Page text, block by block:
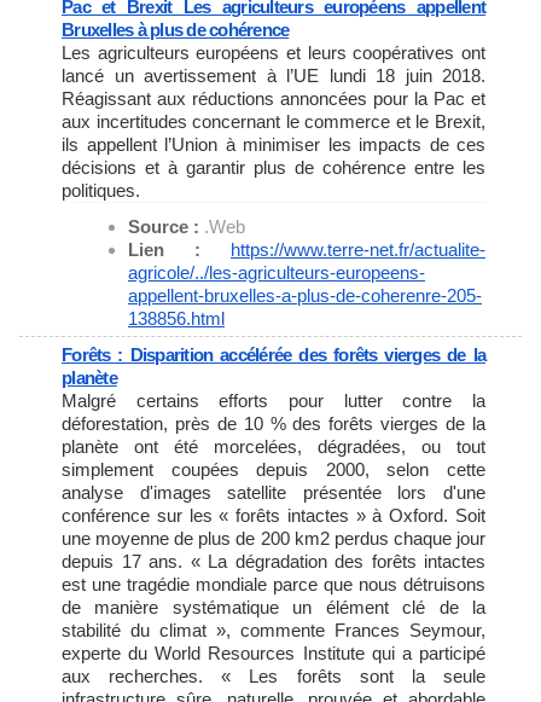
Pac et Brexit Les agriculteurs européens appellent
Bruxelles à plus de cohérence
Les agriculteurs européens et leurs coopératives ont
lancé un avertissement à l’UE lundi 18 juin 2018.
Réagissant aux réductions annoncées pour la Pac et
aux incertitudes concernant le commerce et le Brexit,
ils appellent l’Union à minimiser les impacts de ces
décisions et à garantir plus de cohérence entre les
politiques.
Source : .Web
Lien : https://www.terre-net.fr/actualite-
agricole/../les-agriculteurs-europeens-
appellent-bruxelles-a-plus-de-coherenre-205-
138856.html
Forêts : Disparition accélérée des forêts vierges de la
planète
Malgré certains efforts pour lutter contre la
déforestation, près de 10 % des forêts vierges de la
planète ont été morcelées, dégradées, ou tout
simplement coupées depuis 2000, selon cette
analyse d'images satellite présentée lors d'une
conférence sur les « forêts intactes » à Oxford. Soit
une moyenne de plus de 200 km2 perdus chaque jour
depuis 17 ans. « La dégradation des forêts intactes
est une tragédie mondiale parce que nous détruisons
de manière systématique un élément clé de la
stabilité du climat », commente Frances Seymour,
experte du World Resources Institute qui a participé
aux recherches. « Les forêts sont la seule